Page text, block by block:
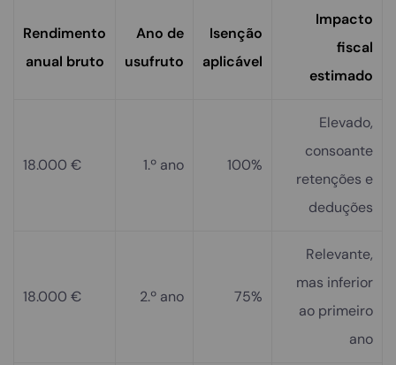
Rendimento
anual bruto
Ano de
usufruto
Isenção
aplicável
Impacto
fiscal
estimado
18.000 € 1.º ano 100%
Elevado,
consoante
retenções e
deduções
18.000 € 2.º ano 75%
Relevante,
mas inferior
ao primeiro
ano